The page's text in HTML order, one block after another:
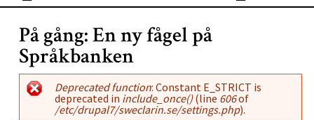
På gång: En ny fågel på
Språkbanken
Error message
Deprecated function: Constant E_STRICT is
deprecated in include_once() (line 606of
/etc/drupal7/sweclarin.se/settings.php).